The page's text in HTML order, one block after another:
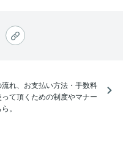
れ、お支払い方法・手数料
て頂くための制度やマナー
。